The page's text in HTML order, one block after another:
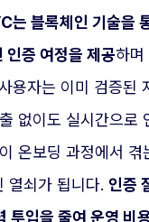
는 블록체인 기술을
인증 여정을 제공하며
용자는 이미 검증된
없이도 실시간으로
온보딩 과정에서 겪
열쇠가 됩니다. 인증
투입을 줄여 운영 비